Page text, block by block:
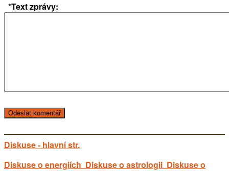
*Text zprávy:
Diskuse - hlavní str.
Diskuse o energiích Diskuse o astrologii Diskuse o